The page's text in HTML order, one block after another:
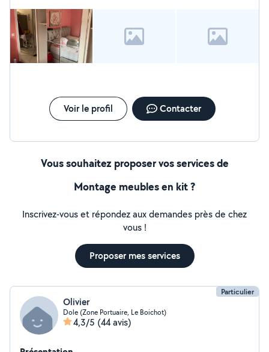
Voir le profil Contacter
Vous souhaitez proposer vos services de
Montage meubles en kit ?
Inscrivez-vous et répondez aux demandes près de chez
vous !
Proposer mes services
Particulier
Olivier
Dole (Zone Portuaire, Le Boichot)
4,3/5 (44 avis)